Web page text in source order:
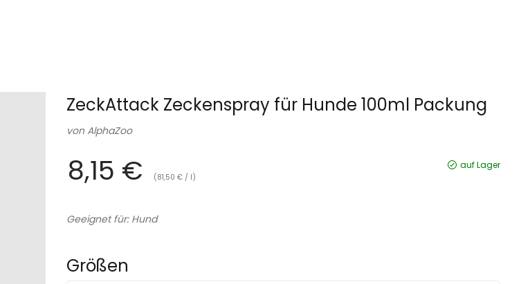
ZeckAttack Zeckenspray für Hunde 100ml Packung
vonAlphaZoo
8,15 € (81,50 € / l)
auf Lager
Geeignet für: Hund
Größen